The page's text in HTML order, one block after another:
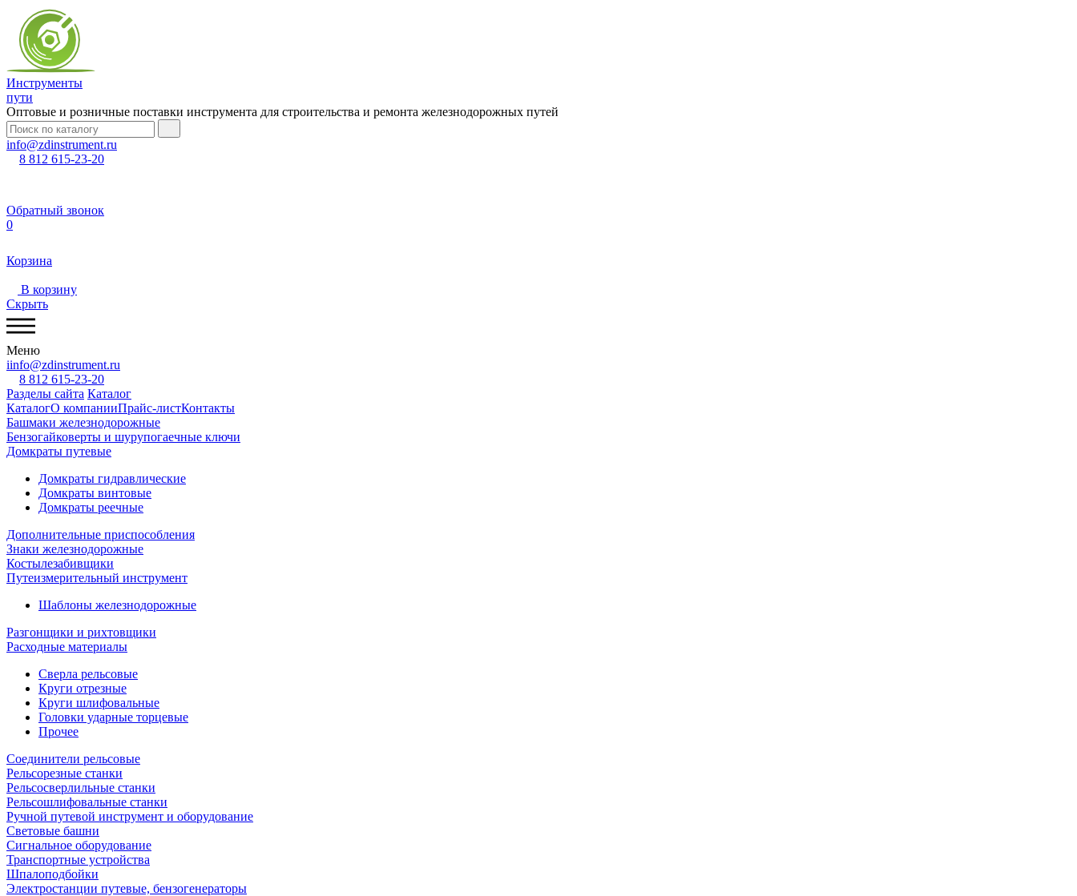
Инструменты
пути
Оптовые и розничные поставки инструмента для строительства и ремонта железнодорожных путей
info@zdinstrument.ru
8 812 615-23-20
Обратный звонок
0
Корзина
В корзину
Скрыть
Меню
iinfo@zdinstrument.ru
8 812 615-23-20
Разделы сайта Каталог
КаталогО компанииПрайс-листКонтакты
Башмаки железнодорожные
Бензогайковерты и шурупогаечные ключи
Домкраты путевые
Домкраты гидравлические
Домкраты винтовые
Домкраты реечные
Дополнительные приспособления
Знаки железнодорожные
Костылезабивщики
Путеизмерительный инструмент
Шаблоны железнодорожные
Разгонщики и рихтовщики
Расходные материалы
Сверла рельсовые
Круги отрезные
Круги шлифовальные
Головки ударные торцевые
Прочее
Соединители рельсовые
Рельсорезные станки
Рельсосверлильные станки
Рельсошлифовальные станки
Ручной путевой инструмент и оборудование
Световые башни
Сигнальное оборудование
Транспортные устройства
Шпалоподбойки
Электростанции путевые, бензогенераторы